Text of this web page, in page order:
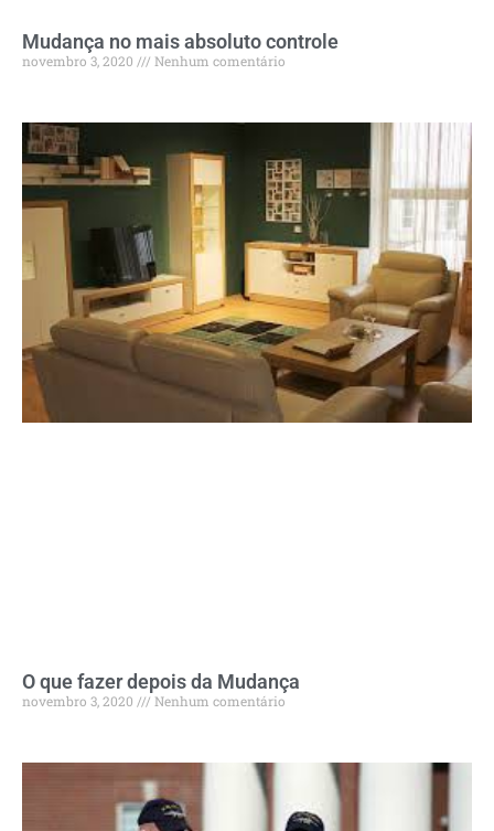
Mudança no mais absoluto controle
novembro 3, 2020 Nenhum comentário
O que fazer depois da Mudança
novembro 3, 2020 Nenhum comentário